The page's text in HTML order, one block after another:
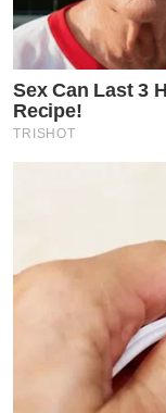
Sex Can Last 3
Recipe!
TRISHOT